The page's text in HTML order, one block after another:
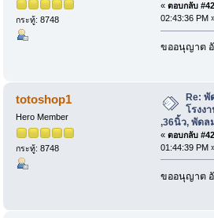
กระทู้: 8748
« ตอบกลับ
02:43:36 PM
ขออนุญาต
totoshop1
Hero Member
กระทู้: 8748
Re: พั
โรงง
,36นิ้ว, พัดล
« ตอบกลับ
01:44:39 PM
ขออนุญาต